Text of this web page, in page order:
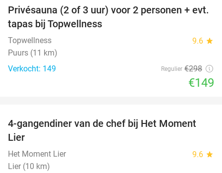
50%
Privésauna (2 of 3 uur) voor 2 personen + evt.
tapas bij Topwellness
Topwellness 9.6 star
Puurs (11 km)
Verkocht: 149
Regulier €298
€149
48%
4-gangendiner van de chef bij Het Moment
Lier
Het Moment Lier 9.6 star
Lier (10 km)